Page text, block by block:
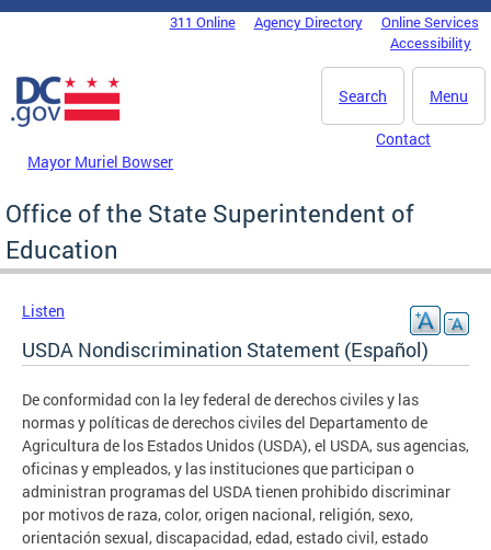
Skip to main content
DC Agency Top Menu311 Online Agency Directory
Online Services
Accessibility
Menu
Search
Mayor Muriel Bowser
Contact
Office of the State Superintendent of
Education
Listen
USDA Nondiscrimination Statement (Español)
De conformidad con la ley federal de derechos civiles y las
normas y políticas de derechos civiles del Departamento de
Agricultura de los Estados Unidos (USDA), el USDA, sus agencias,
oficinas y empleados, y las instituciones que participan o
administran programas del USDA tienen prohibido discriminar
por motivos de raza, color, origen nacional, religión, sexo,
orientación sexual, discapacidad, edad, estado civil, estado